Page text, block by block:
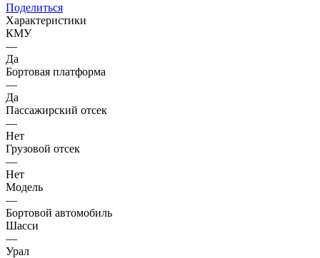
Поделиться
Характеристики
КМУ
—
Да
Бортовая платформа
—
Да
Пассажирский отсек
—
Нет
Грузовой отсек
—
Нет
Модель
—
Бортовой автомобиль
Шасси
—
Урал